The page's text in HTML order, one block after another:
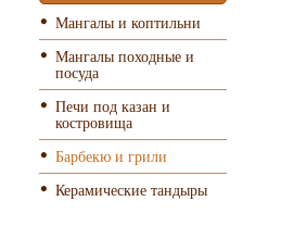
Мангалы и коптильни
Мангалы походные и
посуда
Печи под казан и
костровища
Барбекю и грили
Керамические тандыры